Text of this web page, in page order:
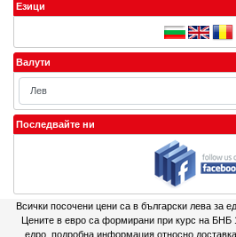
Езици
Валути
Последвайте ни
Всички посочени цени са в български лева за
Цените в евро са формирани при курс на БНБ
едро, подробна информация относно